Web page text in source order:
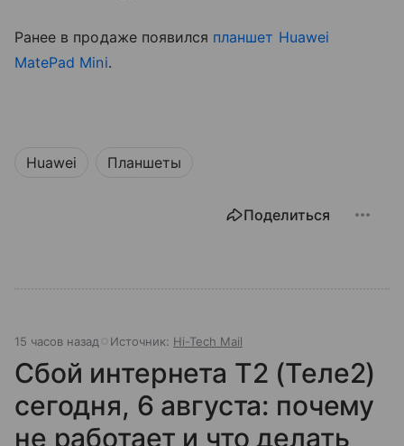
Ранее в продаже появился планшет Huawei
MatePad Mini.
Huawei Планшеты
Поделиться
15 часов назад Источник: Hi-Tech Mail
Сбой интернета T2 (Теле2)
сегодня, 6 августа: почему
не работает и что делать